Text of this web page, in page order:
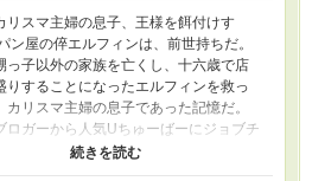
リスマ主婦の息子、王様を餌付けす
屋の倅エルフィンは、前世持ちだ。
っ子以外の家族を亡くし、十六歳で店
りすることになったエルフィンを救っ
カリスマ主婦の息子であった記憶だ。
ガーから人気Uちゅーばーにジョブチ
た、ライフスタイルコーディネーター
シスタントをした日々が、なんとかパ